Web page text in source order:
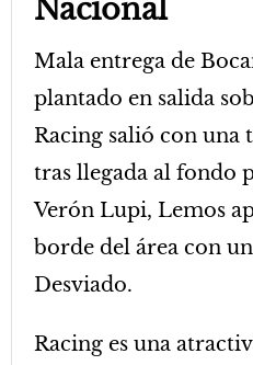
Nacional
Mala entrega de
plantado en salida
Racing salió con una
tras llegada al fondo
Verón Lupi, Lemos
borde del área con
Desviado.
Racing es una